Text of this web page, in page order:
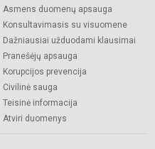
Asmens duomenų apsauga
Konsultavimasis su visuomene
Dažniausiai užduodami klausimai
Pranešėjų apsauga
Korupcijos prevencija
Civilinė sauga
Teisinė informacija
Atviri duomenys